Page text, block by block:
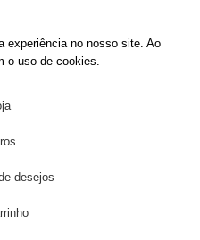
experiência no nosso site. Ao
o uso de cookies.
desejos